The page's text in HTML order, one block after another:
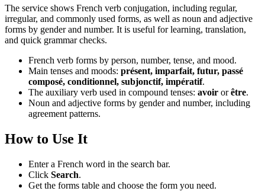
The service shows French verb conjugation, including regular,
irregular, and commonly used forms, as well as noun and adjective
forms by gender and number. It is useful for learning, translation,
and quick grammar checks.
French verb forms by person, number, tense, and mood.
Main tenses and moods: présent, imparfait, futur, passé
composé, conditionnel, subjonctif, impératif.
The auxiliary verb used in compound tenses: avoir orêtre.
Noun and adjective forms by gender and number, including
agreement patterns.
How to Use It
Enter a French word in the search bar.
Click Search.
Get the forms table and choose the form you need.